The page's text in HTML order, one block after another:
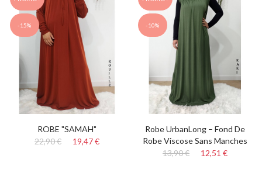
-15%
ROBE "SAMAH"
22,90 €
19,47 €
-10%
Robe UrbanLong – Fond De
Robe Viscose Sans Manches
13,90 €
12,51 €